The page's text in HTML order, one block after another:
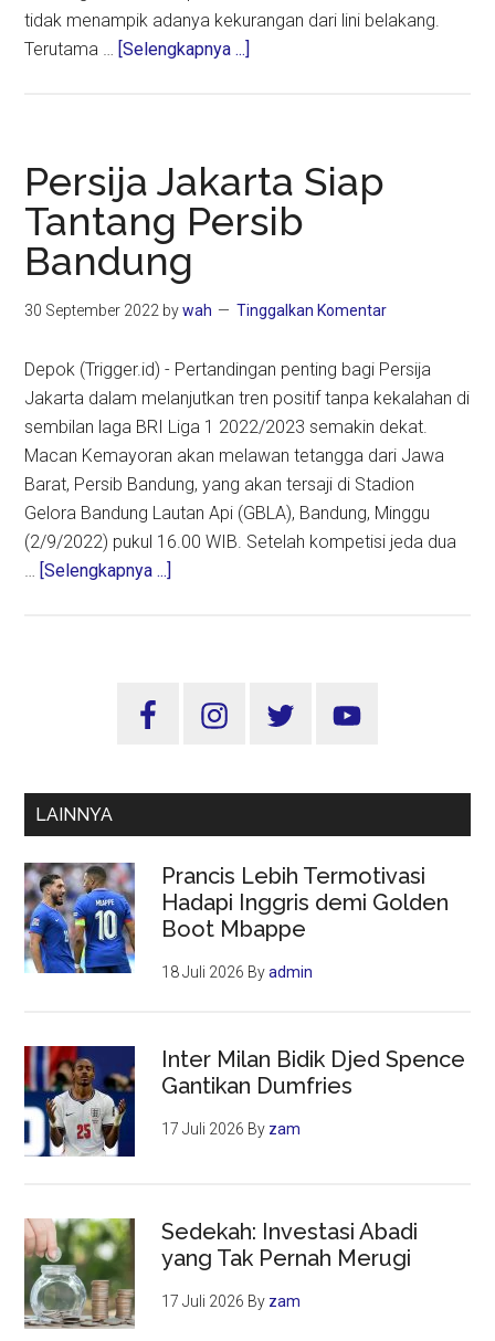
tidak menampik adanya kekurangan dari lini belakang.
Terutama … [Selengkapnya ...]
Riswan
dan
Catur
Persija Jakarta Siap
Tantang Persib
Bandung
30 September 2022 bywah Tinggalkan Komentar
Depok (Trigger.id) - Pertandingan penting bagi Persija
Jakarta dalam melanjutkan tren positif tanpa kekalahan di
sembilan laga BRI Liga 1 2022/2023 semakin dekat.
Macan Kemayoran akan melawan tetangga dari Jawa
Barat, Persib Bandung, yang akan tersaji di Stadion
Gelora Bandung Lautan Api (GBLA), Bandung, Minggu
(2/9/2022) pukul 16.00 WIB. Setelah kompetisi jeda dua
… [Selengkapnya ...]
Persib
Sidebar
LAINNYA
Prancis Lebih Termotivasi
Hadapi Inggris demi Golden
Boot Mbappe
18 Juli 2026 Byadmin
Inter Milan Bidik Djed Spence
Gantikan Dumfries
17 Juli 2026 By zam
Sedekah: Investasi Abadi
yang Tak Pernah Merugi
17 Juli 2026 By zam